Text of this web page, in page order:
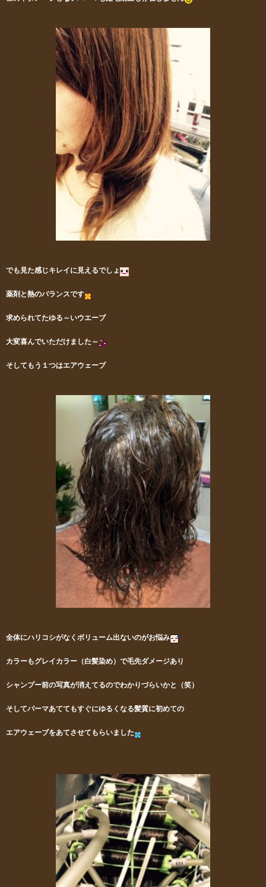
でも見た感じキレイに見えるでしょ
薬剤と熱のバランスです
求められてたゆる～いウエーブ
大変喜んでいただけました～
そしてもう１つはエアウェーブ
全体にハリコシがなくボリューム出ないのがお悩み
カラーもグレイカラー（白髪染め）で毛先ダメージあり
シャンプー前の写真が消えてるのでわかりづらいかと（笑）
そしてパーマあててもすぐにゆるくなる髪質に初めての
エアウェーブをあてさせてもらいました